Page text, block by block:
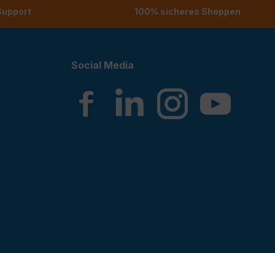
100% sicheres Shoppen
Social Media